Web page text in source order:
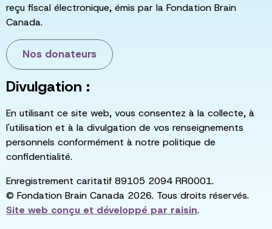
reçu fiscal électronique, émis par la Fondation Brain
Canada.
Nos donateurs
Divulgation :
En utilisant ce site web, vous consentez à la collecte, à
l'utilisation et à la divulgation de vos renseignements
personnels conformément à notre politique de
confidentialité.
Enregistrement caritatif 89105 2094 RR0001.
© Fondation Brain Canada 2026. Tous droits réservés.
Site web conçu et développé par raisin.